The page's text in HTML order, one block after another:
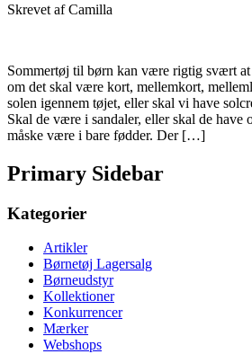
Skrevet afCamilla
Sommertøj til børn kan være rigtig svært
om det skal være kort, mellemkort,
solen igennem tøjet, eller skal vi have
Skal de være i sandaler, eller skal de have
måske være i bare fødder. Der […]
Primary Sidebar
Kategorier
Artikler
Børnetøj Lagersalg
Børneudstyr
Kollektioner
Konkurrencer
Mærker
Webshops